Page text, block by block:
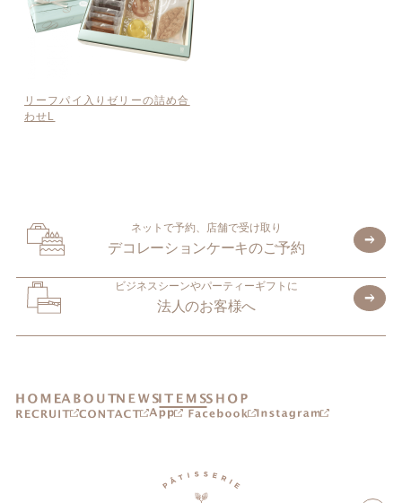
リーフパイ入りゼリーの詰め合
わせL
ネットで予約、店舗で受け取り
デコレーションケーキのご予約
ビジネスシーンやパーティーギフトに
法人のお客様へ